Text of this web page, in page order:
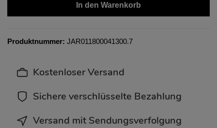
In den Warenkorb
Produktnummer: JAR011800041300.7
Kostenloser Versand
Sichere verschlüsselte Bezahlung
Versand mit Sendungsverfolgung